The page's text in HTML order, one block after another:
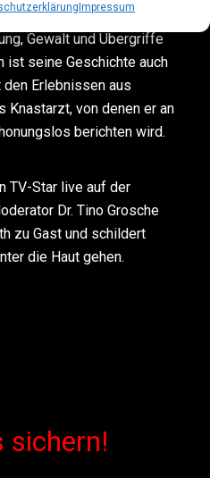
Impressum
erstmals über die Zeit,
Gewalt und Übergriffe
ist seine Geschichte auch
Erlebnissen aus
Knastarzt, von denen er an
berichten wird.
TV-Star live auf der
Dr. Tino Grosche
zu Gast und schildert
die Haut gehen.
sichern!